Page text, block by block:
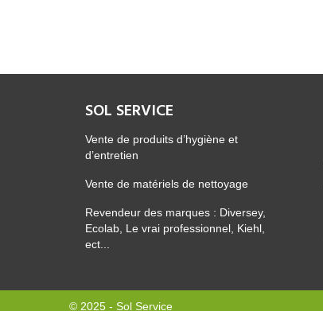
SOL SERVICE
Vente de produits d’hygiène et
d’entretien
Vente de matériels de nettoyage
Revendeur des marques : Diversey,
Ecolab, Le vrai professionnel, Kiehl,
ect...
© 2025 - Sol Service